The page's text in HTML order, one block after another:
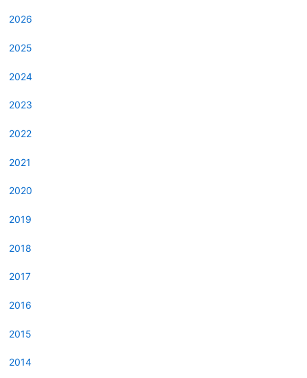
2026
2025
2024
2023
2022
2021
2020
2019
2018
2017
2016
2015
2014